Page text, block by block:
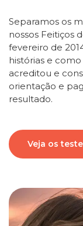
Separamos os
nossos Feitiços
fevereiro de
histórias e
acreditou e
orientação e
resultado.
Veja os